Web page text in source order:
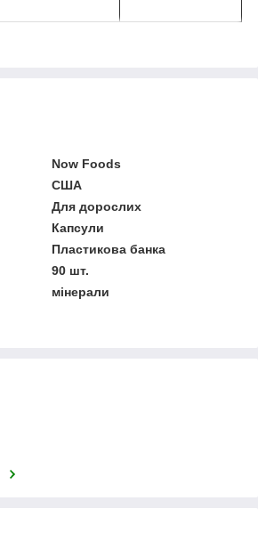
Now Foods
США
Для дорослих
Капсули
Пластикова банка
90 шт.
мінерали